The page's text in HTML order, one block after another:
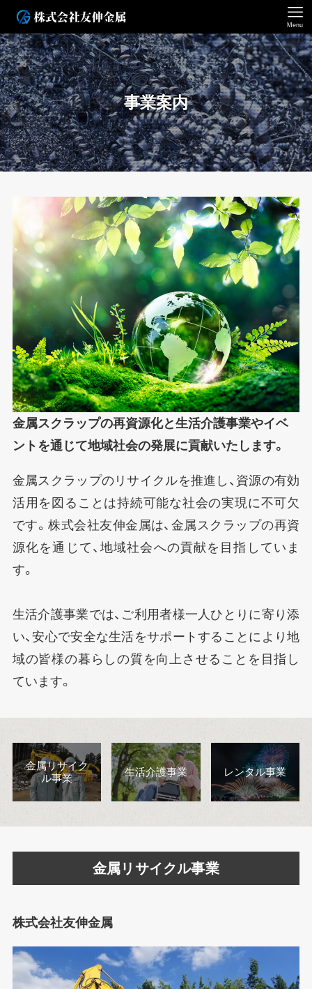
Menu
事業案内
金属スクラップの再資源化と生活介護事業やイベ
ントを通じて地域社会の発展に貢献いたします。
金属スクラップのリサイクルを推進し、資源の有効
活用を図ることは持続可能な社会の実現に不可欠
です。株式会社友伸金属は、金属スクラップの再資
源化を通じて、地域社会への貢献を目指していま
す。
生活介護事業では、ご利用者様一人ひとりに寄り添
い、安心で安全な生活をサポートすることにより地
域の皆様の暮らしの質を向上させることを目指し
ています。
金属リサイク
ル事業
生活介護事業 レンタル事業
金属リサイクル事業
株式会社友伸金属